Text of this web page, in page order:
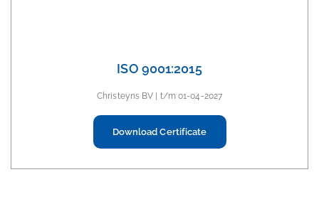
ISO 9001:2015
Christeyns BV | t/m 01-04-2027
Download Certificate